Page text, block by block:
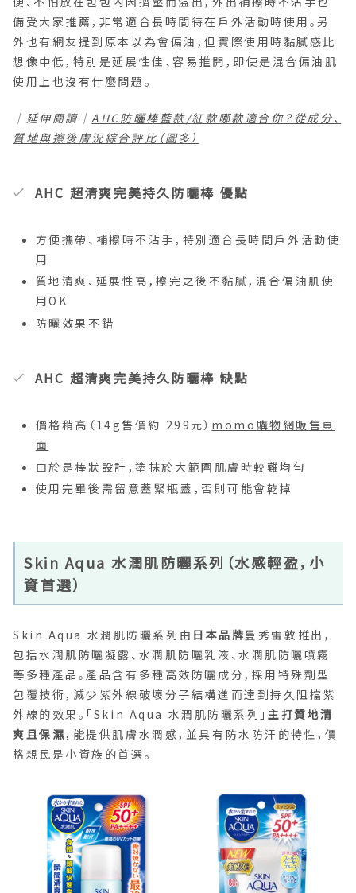
備受大家推薦，非常適合長時間待在戶外活動時使用。另
外也有網友提到原本以為會偏油，但實際使用時黏膩感比
想像中低，特別是延展性佳、容易推開，即使是混合偏油肌
使用上也沒有什麼問題。
｜延伸閱讀｜AHC防曬棒藍款/紅款哪款適合你？從成分、
質地與擦後膚況綜合評比（圖多）
AHC 超清爽完美持久防曬棒 優點
方便攜帶、補擦時不沾手，特別適合長時間戶外活動使
用
質地清爽、延展性高，擦完之後不黏膩，混合偏油肌使
用OK
防曬效果不錯
AHC 超清爽完美持久防曬棒 缺點
價格稍高（14g售價約 299元） momo購物網販售頁
面
由於是棒狀設計，塗抹於大範圍肌膚時較難均勻
使用完畢後需留意蓋緊瓶蓋，否則可能會乾掉
Skin Aqua 水潤肌防曬系列（水感輕盈，小
資首選）
Skin Aqua 水潤肌防曬系列由 日本品牌曼秀雷敦推出，
包括水潤肌防曬凝露、水潤肌防曬乳液、水潤肌防曬噴霧
等多種產品。產品含有多種高效防曬成分，採用特殊劑型
包覆技術，減少紫外線破壞分子結構進而達到持久阻擋紫
外線的效果。「Skin Aqua 水潤肌防曬系列」 主打質地清
爽且保濕，能提供肌膚水潤感，並具有防水防汗的特性，價
格親民是小資族的首選。